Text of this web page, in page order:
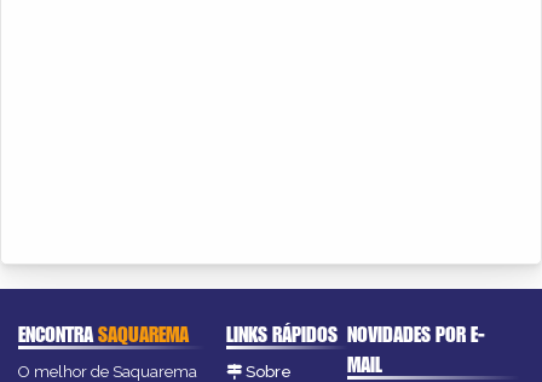
ENCONTRASAQUAREMA
O melhor de Saquarema
LINKS RÁPIDOS
Sobre
NOVIDADES POR E-
MAIL